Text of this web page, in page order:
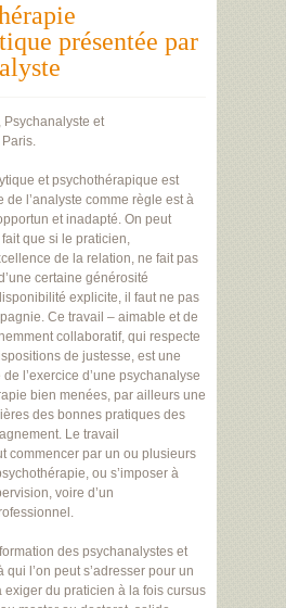
présentée par
, Psychanalyste et
et psychothérapique est
de l’analyste comme règle est à
et inadapté. On peut
que si le praticien,
de la relation, ne fait pas
certaine générosité
explicite, il faut ne pas
Ce travail – aimable et de
collaboratif, qui respecte
de justesse, est une
l’exercice d’une psychanalyse
bien menées, par ailleurs une
des bonnes pratiques des
Le travail
commencer par un ou plusieurs
ou s’imposer à
voire d’un
des psychanalystes et
l’on peut s’adresser pour un
exiger du praticien à la fois cursus